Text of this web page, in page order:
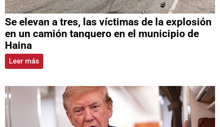
Se elevan a tres, las víctimas de la explosión
en un camión tanquero en el municipio de
Haina
Leer más